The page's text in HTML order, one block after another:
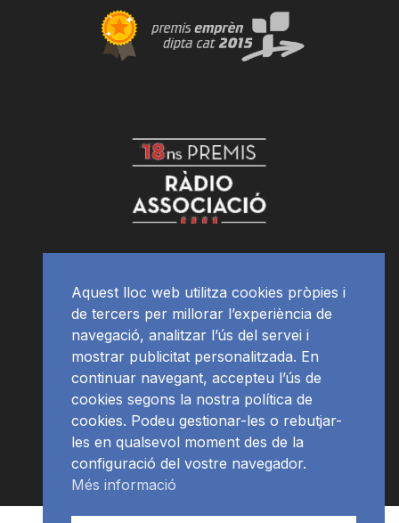
Aquest lloc web utilitza cookies pròpies i
de tercers per millorar l’experiència de
navegació, analitzar l’ús del servei i
mostrar publicitat personalitzada. En
continuar navegant, accepteu l’ús de
cookies segons la nostra política de
cookies. Podeu gestionar-les o rebutjar-
les en qualsevol moment des de la
configuració del vostre navegador.
Més informació